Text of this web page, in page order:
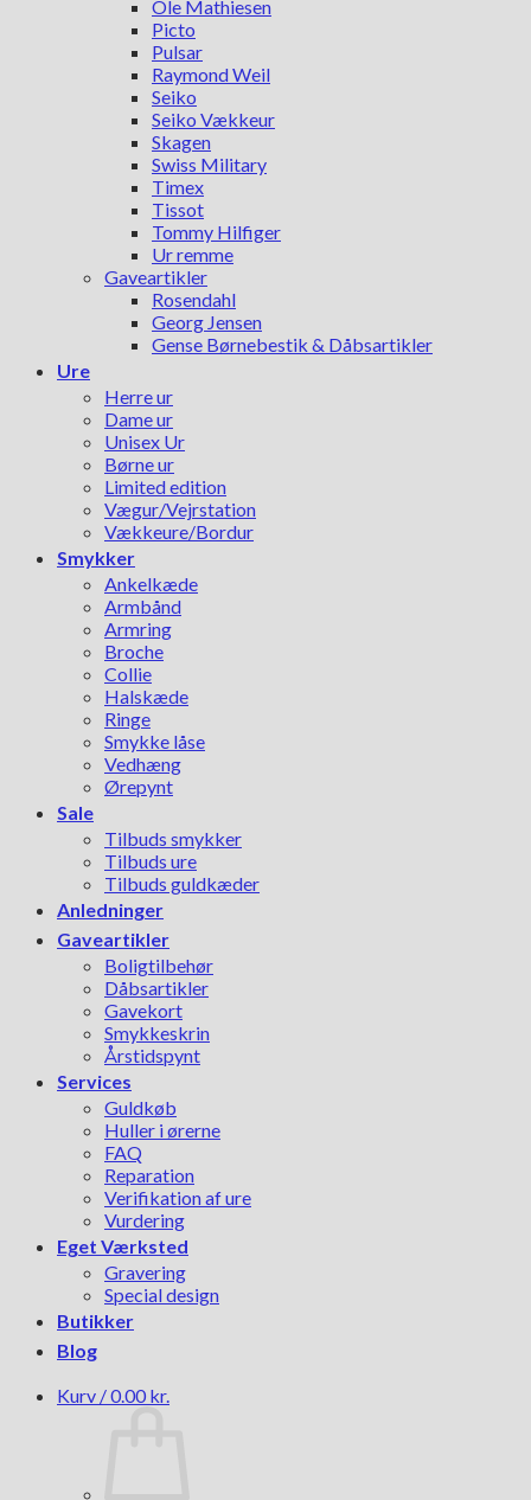
Ole Mathiesen
Picto
Pulsar
Raymond Weil
Seiko
Seiko Vækkeur
Skagen
Swiss Military
Timex
Tissot
Tommy Hilfiger
Ur remme
Gaveartikler
Rosendahl
Georg Jensen
Gense Børnebestik & Dåbsartikler
Ure
Herre ur
Dame ur
Unisex Ur
Børne ur
Limited edition
Vægur/Vejrstation
Vækkeure/Bordur
Smykker
Ankelkæde
Armbånd
Armring
Broche
Collie
Halskæde
Ringe
Smykke låse
Vedhæng
Ørepynt
Sale
Tilbuds smykker
Tilbuds ure
Tilbuds guldkæder
Anledninger
Gaveartikler
Boligtilbehør
Dåbsartikler
Gavekort
Smykkeskrin
Årstidspynt
Services
Guldkøb
Huller i ørerne
FAQ
Reparation
Verifikation af ure
Vurdering
Eget Værksted
Gravering
Special design
Butikker
Blog
Kurv /0.00 kr.